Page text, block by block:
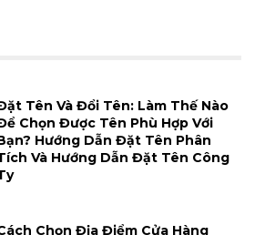
Tên Và Đổi Tên: Làm Thế Nào
Chọn Được Tên Phù Hợp Với
Hướng Dẫn Đặt Tên Phân
Và Hướng Dẫn Đặt Tên Công
Chọn Địa Điểm Cửa Hàng